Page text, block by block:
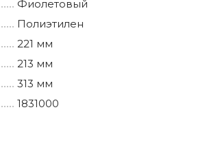
Фиолетовый
Полиэтилен
221 мм
213 мм
313 мм
1831000